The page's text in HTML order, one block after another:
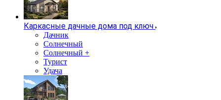
Каркасные дачные дома под ключ
Дачник
Солнечный
Солнечный +
Турист
Удача